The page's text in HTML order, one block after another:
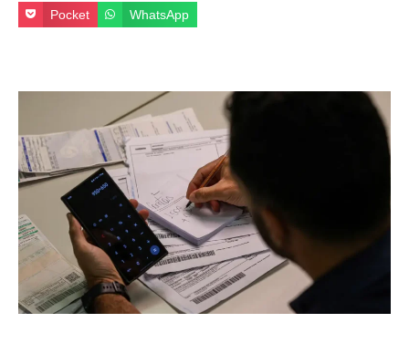
Pocket WhatsApp